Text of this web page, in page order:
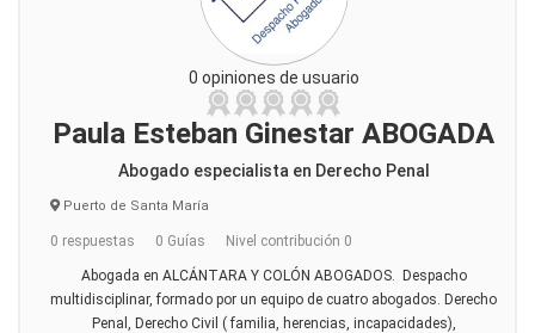
0 opiniones de usuario
Paula Esteban Ginestar ABOGADA
Abogado especialista en Derecho Penal
Puerto de Santa María
0 respuestas 0 Guías Nivel contribución 0
Abogada en ALCÁNTARA Y COLÓN ABOGADOS. Despacho
multidisciplinar, formado por un equipo de cuatro abogados. Derecho
Penal, Derecho Civil ( familia, herencias, incapacidades),